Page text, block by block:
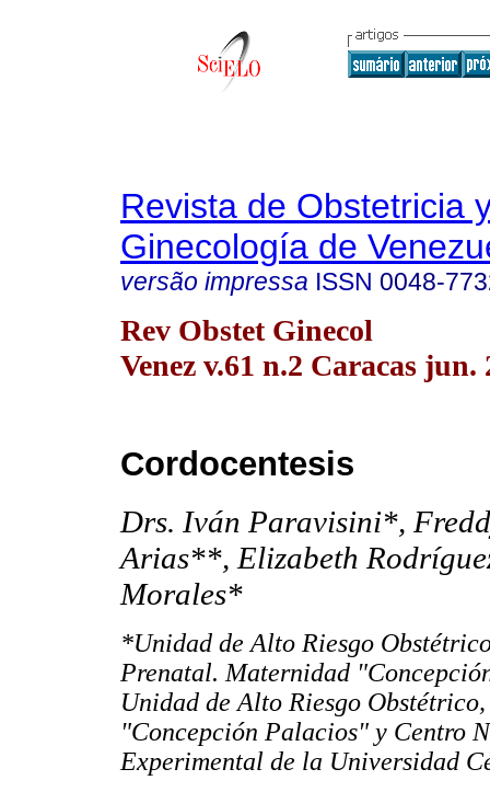
Revista de Obstetricia
Ginecología de
versão impressa ISSN 0048-
Rev Obstet Ginecol
Venez v.61 n.2 Caracas jun.
Cordocentesis
Drs. Iván Paravisini*,
Arias**, Elizabeth
Morales*
*Unidad de Alto Riesgo
Prenatal. Maternidad
Unidad de Alto Riesgo
"Concepción Palacios" y Centro
Experimental de la Universidad